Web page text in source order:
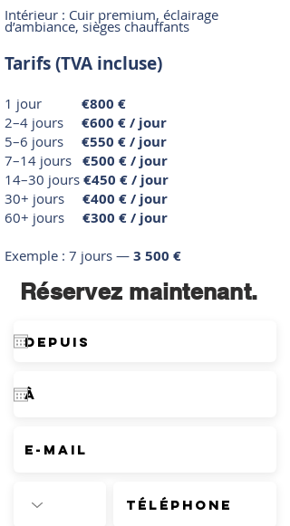
Intérieur : Cuir premium, éclairage
d’ambiance, sièges chauffants
Tarifs (TVA incluse)
1 jour €800 €
2–4 jours €600 € / jour
5–6 jours €550 € / jour
7–14 jours €500 € / jour
14–30 jours €450 € / jour
30+ jours €400 € / jour
60+ jours €300 € / jour
Exemple : 7 jours — 3 500 €
Réservez maintenant.